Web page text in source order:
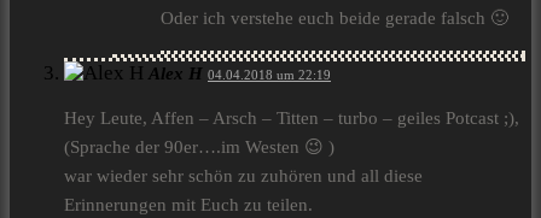
Oder ich verstehe euch beide gerade falsch 🙂
Alex H 04.04.2018 um 22:19
Hey Leute, Affen – Arsch – Titten – turbo – geiles Potcast ;),
(Sprache der 90er….im Westen 😉 )
war wieder sehr schön zu zuhören und all diese
Erinnerungen mit Euch zu teilen.